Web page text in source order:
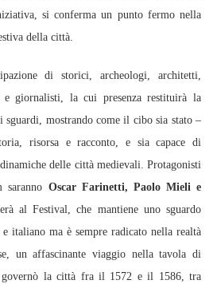
si conferma un punto fermo nella
della città.
di storici, archeologi, architetti,
e giornalisti, la cui presenza restituirà la
mostrando come il cibo sia stato –
risorsa e racconto, e sia capace di
delle città medievali. Protagonisti
saranno Oscar Farinetti, Paolo Mieli e
al Festival, che mantiene uno sguardo
italiano ma è sempre radicato nella realtà
un affascinante viaggio nella tavola di
governò la città fra il 1572 e il 1586, tra